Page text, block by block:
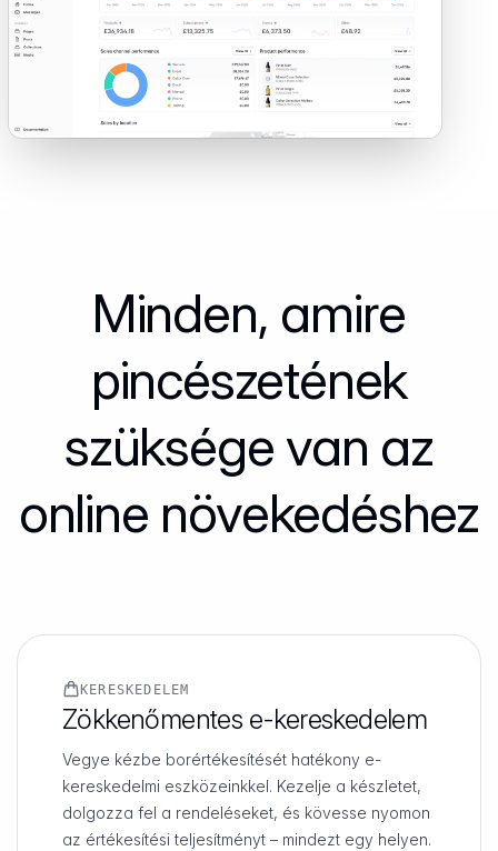
Minden, amire
pincészetének
szüksége van az
online növekedéshez
KERESKEDELEM
Zökkenőmentes e-kereskedelem
Vegye kézbe borértékesítését hatékony e-
kereskedelmi eszközeinkkel. Kezelje a készletet,
dolgozza fel a rendeléseket, és kövesse nyomon
az értékesítési teljesítményt – mindezt egy helyen.